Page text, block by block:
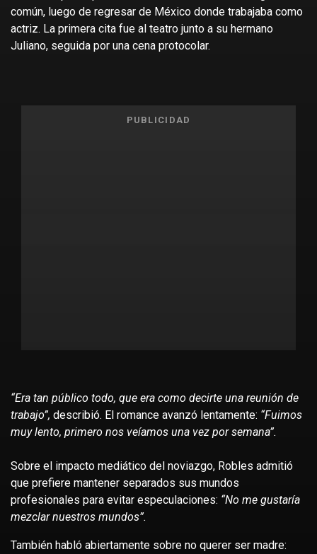
común, luego de regresar de México donde trabajaba como
actriz. La primera cita fue al teatro junto a su hermano
Juliano, seguida por una cena protocolar.
PUBLICIDAD
“Era tan público todo, que era como decirte una reunión de
trabajo”, describió. El romance avanzó lentamente: “Fuimos
muy lento, primero nos veíamos una vez por semana”.
Sobre el impacto mediático del noviazgo, Robles admitió
que prefiere mantener separados sus mundos
profesionales para evitar especulaciones: “No me gustaría
mezclar nuestros mundos”.
También habló abiertamente sobre no querer ser madre: